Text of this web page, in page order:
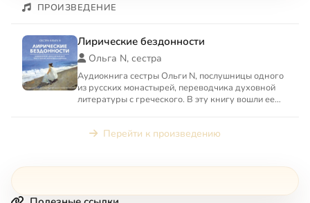
ПРОИЗВЕДЕНИЕ
Лирические бездонности
Ольга N, сестра
Аудиокнига сестры Ольги N, послушницы одного
из русских монастырей, переводчика духовной
литературы с греческого. В эту книгу вошли ее
Перейти к произведению